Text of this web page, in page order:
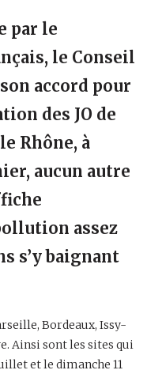
par le
le Conseil
accord pour
des JO de
Rhône, à
aucun autre
assez
s’y baignant
Bordeaux, Issy-
Ainsi sont les sites qui
et le dimanche 11